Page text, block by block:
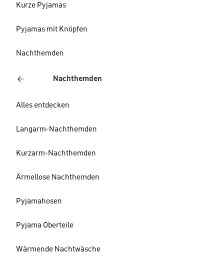
Kurze Pyjamas
Pyjamas mit Knöpfen
Nachthemden
Nachthemden
Alles entdecken
Langarm-Nachthemden
Kurzarm-Nachthemden
Ärmellose Nachthemden
Pyjamahosen
Pyjama Oberteile
Wärmende Nachtwäsche